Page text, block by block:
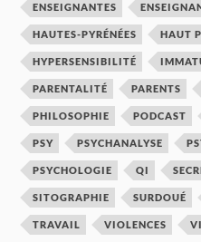
ENSEIGNANTES
HAUTES-PYRÉNÉES HAUT
HYPERSENSIBILITÉ
PARENTALITÉ PARENTS
PHILOSOPHIE PODCAST
PSY PSYCHANALYSE
PSYCHOLOGIE QI
SITOGRAPHIE SURDOUÉ
TRAVAIL VIOLENCES